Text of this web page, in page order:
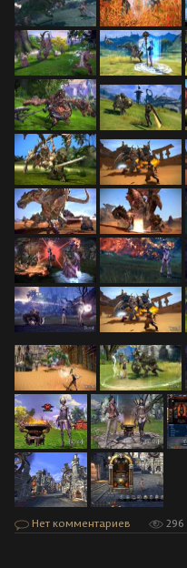
Нет комментариев 296